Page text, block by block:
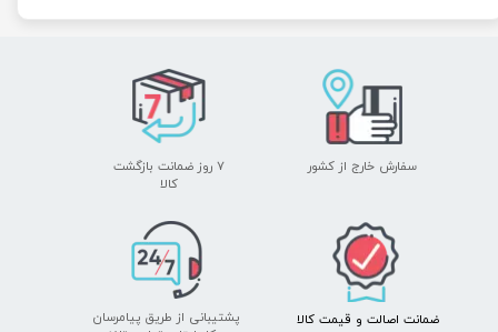
پشتیبانی از طریق پیامرسان
سفارش خارج از کشور
۷ روز ضمانت بازگشت
​​​​​​​کالا
ضمانت اصالت و قیمت​​​​​​​ کالا ​​​​​​​